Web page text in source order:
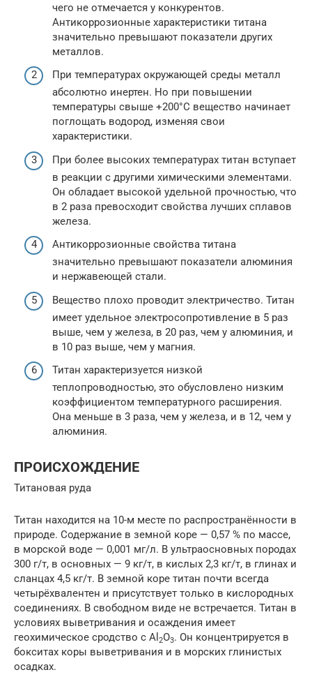
чего не отмечается у конкурентов.
Антикоррозионные характеристики титана
значительно превышают показатели других
металлов.
При температурах окружающей среды металл
абсолютно инертен. Но при повышении
температуры свыше +200°С вещество начинает
поглощать водород, изменяя свои
характеристики.
При более высоких температурах титан вступает
в реакции с другими химическими элементами.
Он обладает высокой удельной прочностью, что
в 2 раза превосходит свойства лучших сплавов
железа.
Антикоррозионные свойства титана
значительно превышают показатели алюминия
и нержавеющей стали.
Вещество плохо проводит электричество. Титан
имеет удельное электросопротивление в 5 раз
выше, чем у железа, в 20 раз, чем у алюминия, и
в 10 раз выше, чем у магния.
Титан характеризуется низкой
теплопроводностью, это обусловлено низким
коэффициентом температурного расширения.
Она меньше в 3 раза, чем у железа, и в 12, чем у
алюминия.
ПРОИСХОЖДЕНИЕ
Титановая руда
Титан находится на 10-м месте по распространённости в
природе. Содержание в земной коре — 0,57 % по массе,
в морской воде — 0,001 мг/л. В ультраосновных породах
300 г/т, в основных — 9 кг/т, в кислых 2,3 кг/т, в глинах и
сланцах 4,5 кг/т. В земной коре титан почти всегда
четырёхвалентен и присутствует только в кислородных
соединениях. В свободном виде не встречается. Титан в
условиях выветривания и осаждения имеет
геохимическое сродство с Al 2O3. Он концентрируется в
бокситах коры выветривания и в морских глинистых
осадках.